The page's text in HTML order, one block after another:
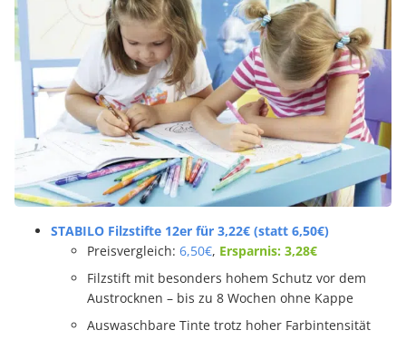
STABILO Filzstifte 12er für 3,22€ (statt 6,50€)
Preisvergleich: 6,50€, Ersparnis: 3,28€
Filzstift mit besonders hohem Schutz vor dem
Austrocknen – bis zu 8 Wochen ohne Kappe
Auswaschbare Tinte trotz hoher Farbintensität